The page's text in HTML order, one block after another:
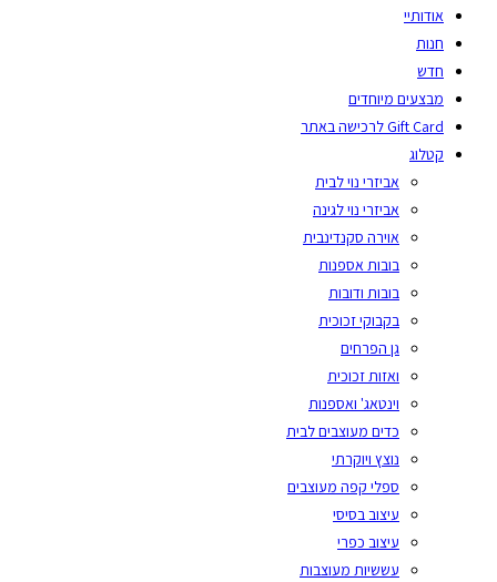
אודותיי
חנות
חדש
מבצעים מיוחדים
Gift Card לרכישה באתר
קטלוג
אביזרי נוי לבית
אביזרי נוי לגינה
אוירה סקנדינבית
בובות אספנות
בובות ודובות
בקבוקי זכוכית
גן הפרחים
ואזות זכוכית
וינטאג' ואספנות
כדים מעוצבים לבית
נוצץ ויוקרתי
ספלי קפה מעוצבים
עיצוב בסיסי
עיצוב כפרי
עששיות מעוצבות